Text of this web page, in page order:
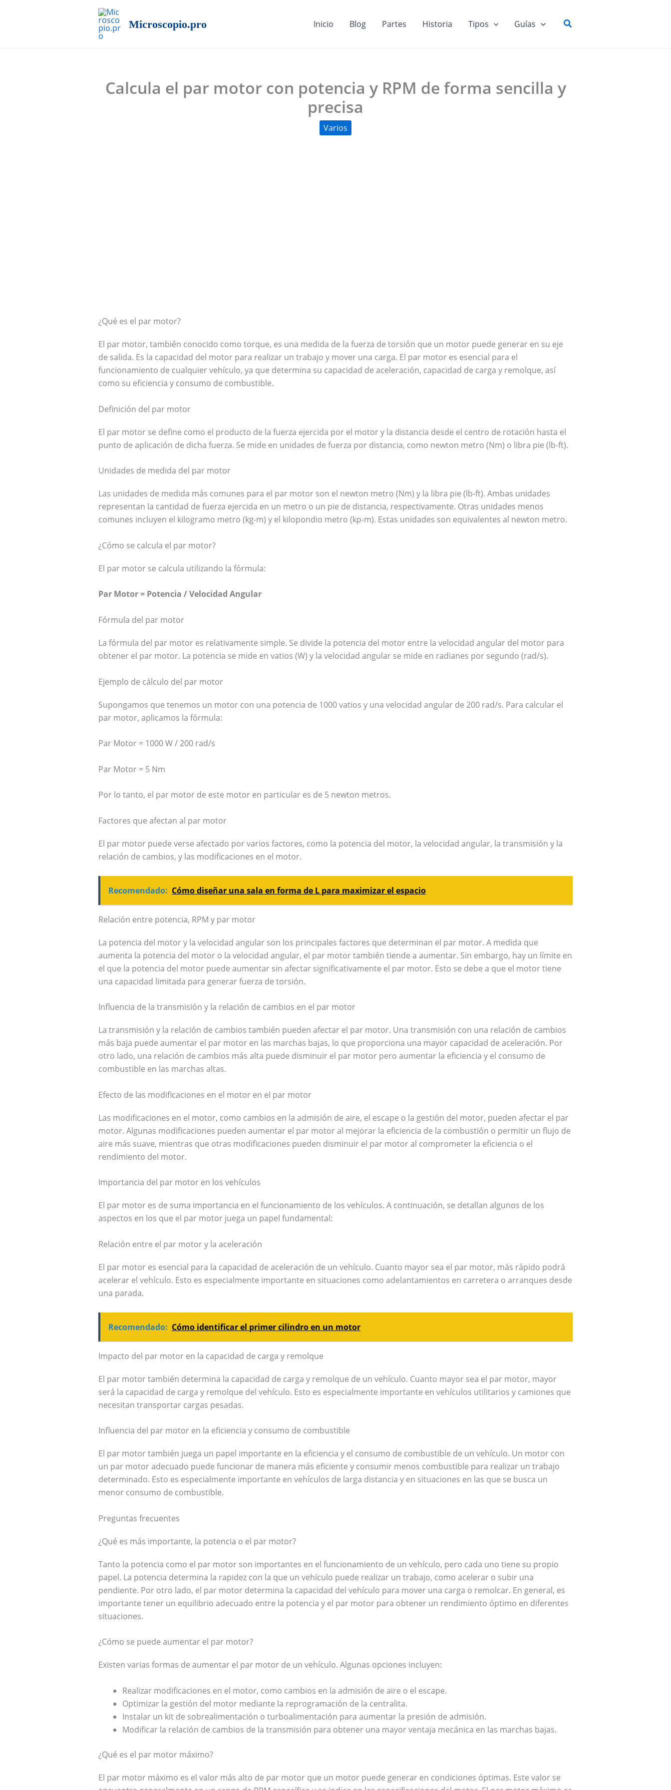
Microscopio.pro Inicio Blog Partes Historia Tipos Guías Buscar
Calcula el par motor con potencia y RPM de forma sencilla y
precisa
Varios
¿Qué es el par motor?
El par motor, también conocido como torque, es una medida de la fuerza de torsión que un motor puede generar en su eje
de salida. Es la capacidad del motor para realizar un trabajo y mover una carga. El par motor es esencial para el
funcionamiento de cualquier vehículo, ya que determina su capacidad de aceleración, capacidad de carga y remolque, así
como su eficiencia y consumo de combustible.
Definición del par motor
El par motor se define como el producto de la fuerza ejercida por el motor y la distancia desde el centro de rotación hasta el
punto de aplicación de dicha fuerza. Se mide en unidades de fuerza por distancia, como newton metro (Nm) o libra pie (lb-ft).
Unidades de medida del par motor
Las unidades de medida más comunes para el par motor son el newton metro (Nm) y la libra pie (lb-ft). Ambas unidades
representan la cantidad de fuerza ejercida en un metro o un pie de distancia, respectivamente. Otras unidades menos
comunes incluyen el kilogramo metro (kg-m) y el kilopondio metro (kp-m). Estas unidades son equivalentes al newton metro.
¿Cómo se calcula el par motor?
El par motor se calcula utilizando la fórmula:
Par Motor = Potencia / Velocidad Angular
Fórmula del par motor
La fórmula del par motor es relativamente simple. Se divide la potencia del motor entre la velocidad angular del motor para
obtener el par motor. La potencia se mide en vatios (W) y la velocidad angular se mide en radianes por segundo (rad/s).
Ejemplo de cálculo del par motor
Supongamos que tenemos un motor con una potencia de 1000 vatios y una velocidad angular de 200 rad/s. Para calcular el
par motor, aplicamos la fórmula:
Par Motor = 1000 W / 200 rad/s
Par Motor = 5 Nm
Por lo tanto, el par motor de este motor en particular es de 5 newton metros.
Factores que afectan al par motor
El par motor puede verse afectado por varios factores, como la potencia del motor, la velocidad angular, la transmisión y la
relación de cambios, y las modificaciones en el motor.
Recomendado: Cómo diseñar una sala en forma de L para maximizar el espacio
Relación entre potencia, RPM y par motor
La potencia del motor y la velocidad angular son los principales factores que determinan el par motor. A medida que
aumenta la potencia del motor o la velocidad angular, el par motor también tiende a aumentar. Sin embargo, hay un límite en
el que la potencia del motor puede aumentar sin afectar significativamente el par motor. Esto se debe a que el motor tiene
una capacidad limitada para generar fuerza de torsión.
Influencia de la transmisión y la relación de cambios en el par motor
La transmisión y la relación de cambios también pueden afectar el par motor. Una transmisión con una relación de cambios
más baja puede aumentar el par motor en las marchas bajas, lo que proporciona una mayor capacidad de aceleración. Por
otro lado, una relación de cambios más alta puede disminuir el par motor pero aumentar la eficiencia y el consumo de
combustible en las marchas altas.
Efecto de las modificaciones en el motor en el par motor
Las modificaciones en el motor, como cambios en la admisión de aire, el escape o la gestión del motor, pueden afectar el par
motor. Algunas modificaciones pueden aumentar el par motor al mejorar la eficiencia de la combustión o permitir un flujo de
aire más suave, mientras que otras modificaciones pueden disminuir el par motor al comprometer la eficiencia o el
rendimiento del motor.
Importancia del par motor en los vehículos
El par motor es de suma importancia en el funcionamiento de los vehículos. A continuación, se detallan algunos de los
aspectos en los que el par motor juega un papel fundamental:
Relación entre el par motor y la aceleración
El par motor es esencial para la capacidad de aceleración de un vehículo. Cuanto mayor sea el par motor, más rápido podrá
acelerar el vehículo. Esto es especialmente importante en situaciones como adelantamientos en carretera o arranques desde
una parada.
Recomendado: Cómo identificar el primer cilindro en un motor
Impacto del par motor en la capacidad de carga y remolque
El par motor también determina la capacidad de carga y remolque de un vehículo. Cuanto mayor sea el par motor, mayor
será la capacidad de carga y remolque del vehículo. Esto es especialmente importante en vehículos utilitarios y camiones que
necesitan transportar cargas pesadas.
Influencia del par motor en la eficiencia y consumo de combustible
El par motor también juega un papel importante en la eficiencia y el consumo de combustible de un vehículo. Un motor con
un par motor adecuado puede funcionar de manera más eficiente y consumir menos combustible para realizar un trabajo
determinado. Esto es especialmente importante en vehículos de larga distancia y en situaciones en las que se busca un
menor consumo de combustible.
Preguntas frecuentes
¿Qué es más importante, la potencia o el par motor?
Tanto la potencia como el par motor son importantes en el funcionamiento de un vehículo, pero cada uno tiene su propio
papel. La potencia determina la rapidez con la que un vehículo puede realizar un trabajo, como acelerar o subir una
pendiente. Por otro lado, el par motor determina la capacidad del vehículo para mover una carga o remolcar. En general, es
importante tener un equilibrio adecuado entre la potencia y el par motor para obtener un rendimiento óptimo en diferentes
situaciones.
¿Cómo se puede aumentar el par motor?
Existen varias formas de aumentar el par motor de un vehículo. Algunas opciones incluyen:
Realizar modificaciones en el motor, como cambios en la admisión de aire o el escape.
Optimizar la gestión del motor mediante la reprogramación de la centralita.
Instalar un kit de sobrealimentación o turboalimentación para aumentar la presión de admisión.
Modificar la relación de cambios de la transmisión para obtener una mayor ventaja mecánica en las marchas bajas.
¿Qué es el par motor máximo?
El par motor máximo es el valor más alto de par motor que un motor puede generar en condiciones óptimas. Este valor se